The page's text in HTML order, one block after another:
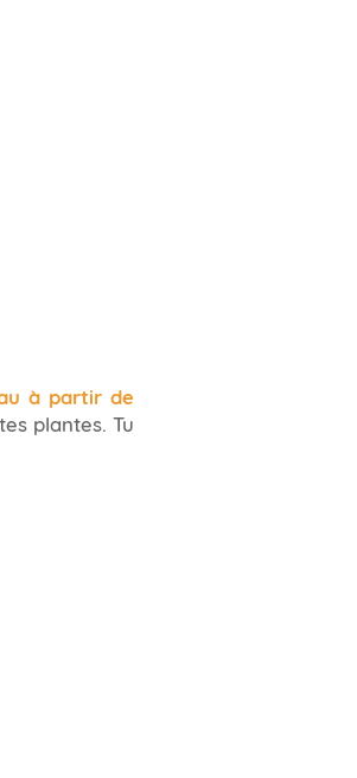
à partir de
plantes. Tu